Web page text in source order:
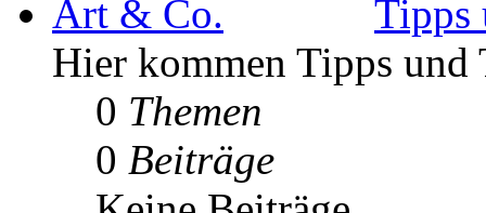
Tipps
Hier kommen Tipps
0 Themen
0 Beiträge